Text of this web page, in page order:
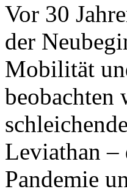
Vor 30
der
Mobilität
beobachten
Leviathan –
Pandemie